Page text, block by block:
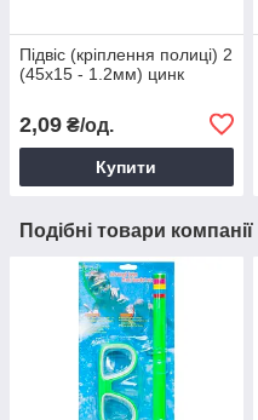
Підвіс (кріплення полиці) 2
(45х15 - 1.2мм) цинк
2,09 ₴/од.
Купити
Подібні товари компанії